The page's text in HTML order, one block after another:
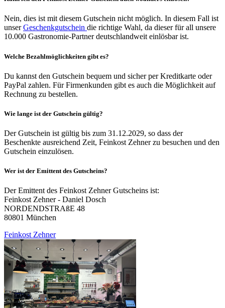
Nein, dies ist mit diesem Gutschein nicht möglich. In diesem Fall ist
unserGeschenkgutschein die richtige Wahl, da dieser für all unsere
10.000 Gastronomie-Partner deutschlandweit einlösbar ist.
Welche Bezahlmöglichkeiten gibt es?
Du kannst den Gutschein bequem und sicher per Kreditkarte oder
PayPal zahlen. Für Firmenkunden gibt es auch die Möglichkeit auf
Rechnung zu bestellen.
Wie lange ist der Gutschein gültig?
Der Gutschein ist gültig bis zum 31.12.2029, so dass der
Beschenkte ausreichend Zeit, Feinkost Zehner zu besuchen und den
Gutschein einzulösen.
Wer ist der Emittent des Gutscheins?
Der Emittent des Feinkost Zehner Gutscheins ist:
Feinkost Zehner - Daniel Dosch
NORDENDSTRAßE 48
80801 München
Feinkost Zehner